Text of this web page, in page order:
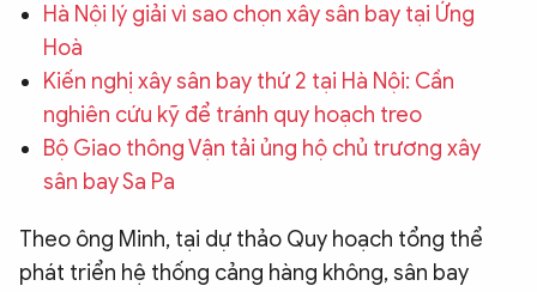
CÔNG NGHỆ
QUỐC TẾ
VĂN HÓA - THỂ THAO
BẠN ĐỌC & CAND
Hà Nội lý giải vì sao chọn xây sân bay tại Ứng
Hoà
Kiến nghị xây sân bay thứ 2 tại Hà Nội: Cần
nghiên cứu kỹ để tránh quy hoạch treo
Bộ Giao thông Vận tải ủng hộ chủ trương xây
sân bay Sa Pa
Theo ông Minh, tại dự thảo Quy hoạch tổng thể
phát triển hệ thống cảng hàng không, sân bay